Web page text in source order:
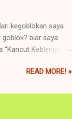
kegoblokan saya
biar saya
Keblenger".
saya nge like fb
blogger
nya komunitas
READ MORE! »